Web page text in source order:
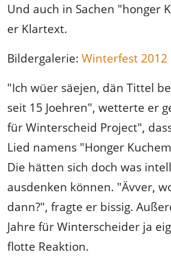
Und auch in Sachen "honger
er Klartext.
Bildergalerie: Winterfest 2012
"Ich wüer säejen, dän Tittel
seit 15 Joehren", wetterte er
für Winterscheid Project",
Lied namens "Honger
Die hätten sich doch was
ausdenken können. "Ävver,
dann?", fragte er bissig.
Jahre für Winterscheider ja
flotte Reaktion.